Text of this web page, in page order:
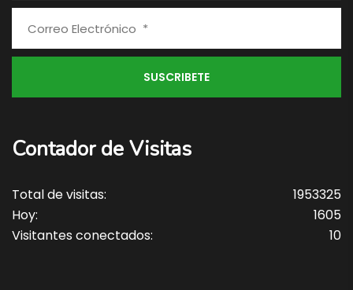
Contador de Visitas
1953325
Total de visitas:
1605
Hoy:
10
Visitantes conectados: